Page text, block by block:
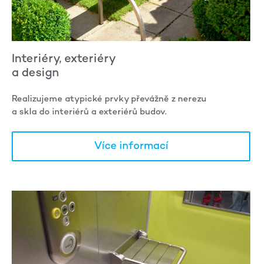
Interiéry, exteriéry
a design
Realizujeme atypické prvky převážně z nerezu
a skla do interiérů a exteriérů budov.
Více informací